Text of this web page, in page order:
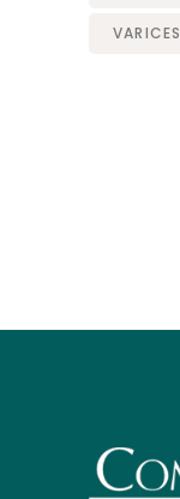
VARICES